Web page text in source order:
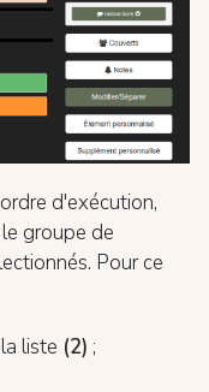
d'exécution,
groupe de
Pour ce
liste (2) ;